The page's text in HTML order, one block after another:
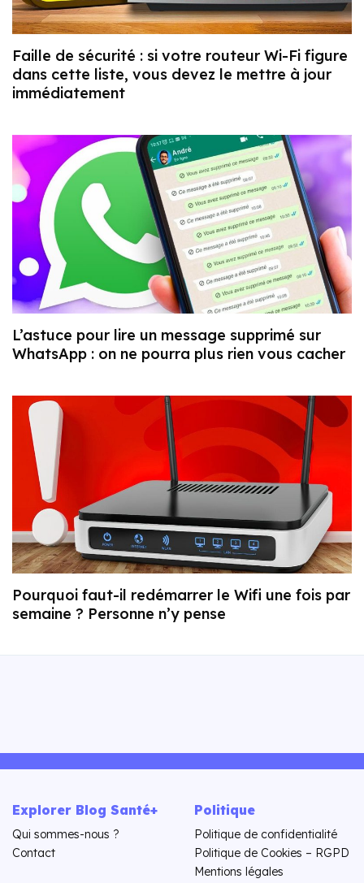
Faille de sécurité : si votre routeur Wi-Fi figure
dans cette liste, vous devez le mettre à jour
immédiatement
L’astuce pour lire un message supprimé sur
WhatsApp : on ne pourra plus rien vous cacher
Pourquoi faut-il redémarrer le Wifi une fois par
semaine ? Personne n’y pense
Explorer Blog Santé+
Qui sommes-nous ?
Contact
Politique
Politique de confidentialité
Politique de Cookies – RGPD
Mentions légales